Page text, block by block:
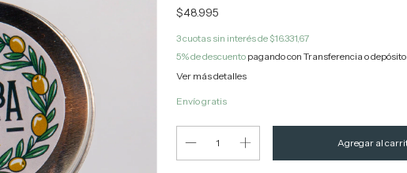
$48.995
3cuotas sin interés de $16.331,67
5% de descuentopagando con Transferencia o depósito
Ver más detalles
Envío gratis